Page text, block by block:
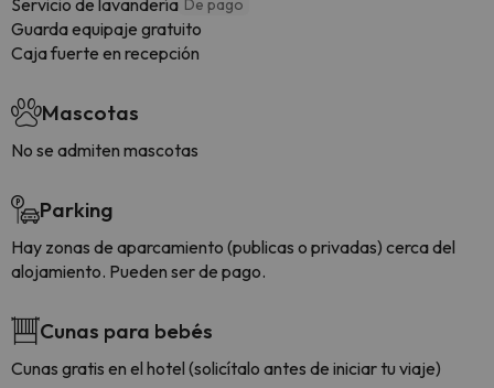
Servicio de lavandería De pago
Guarda equipaje gratuito
Caja fuerte en recepción
Mascotas
No se admiten mascotas
Parking
Hay zonas de aparcamiento (publicas o privadas) cerca del
alojamiento. Pueden ser de pago.
Cunas para bebés
Cunas gratis en el hotel (solicítalo antes de iniciar tu viaje)